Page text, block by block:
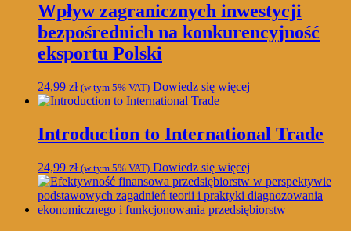
Wpływ zagranicznych inwestycji
bezpośrednich na konkurencyjność
eksportu Polski
24,99 zł (w tym 5% VAT) Dowiedz się więcej
Introduction to International Trade
24,99 zł (w tym 5% VAT) Dowiedz się więcej